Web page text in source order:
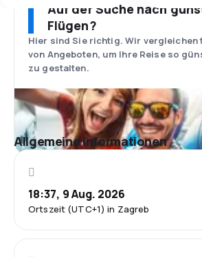
Auf der Suche nach
Flügen?
Hier sind Sie richtig. Wir
von Angeboten, um Ihre Reise so
zu gestalten.
Allgemeine Informationen
Ortszeit (UTC+1) in Zagreb
18:37, 9 Aug. 2026